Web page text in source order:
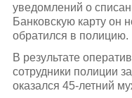
уведомлений о
Банковскую карту он
обратился в полицию.
В результате
сотрудники полиции
оказался 45-летний